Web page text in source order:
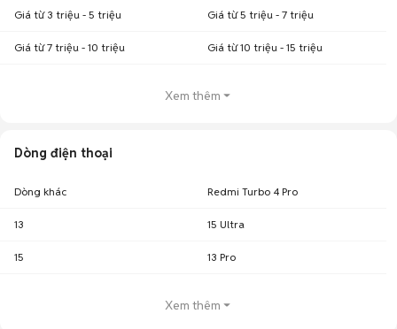
Giá từ 3 triệu - 5 triệu Giá từ 5 triệu - 7 triệu
Giá từ 7 triệu - 10 triệu Giá từ 10 triệu - 15 triệu
Xem thêm
Dòng điện thoại
Dòng khác Redmi Turbo 4 Pro
13 15 Ultra
15 13 Pro
Xem thêm